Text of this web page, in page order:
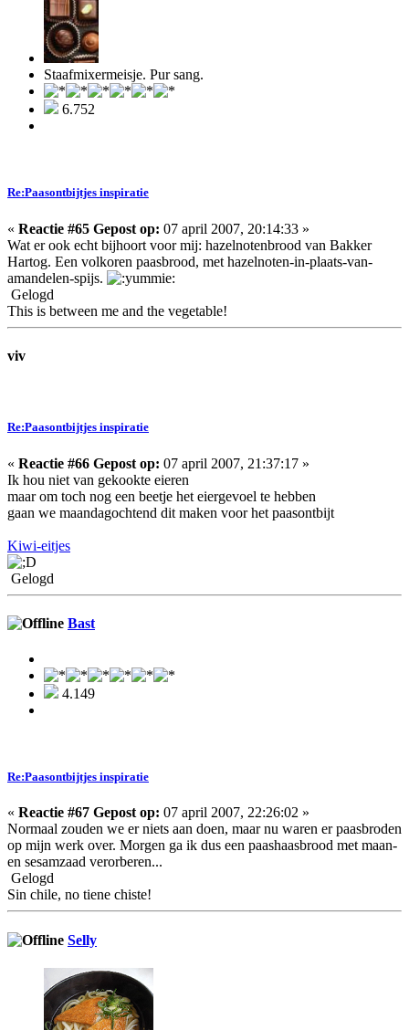
Staafmixermeisje. Pur sang.
6.752
Re:Paasontbijtjes inspiratie
« Reactie #65 Gepost op: 07 april 2007, 20:14:33 »
Wat er ook echt bijhoort voor mij: hazelnotenbrood van Bakker
Hartog. Een volkoren paasbrood, met hazelnoten-in-plaats-van-
amandelen-spijs.
Gelogd
This is between me and the vegetable!
viv
Re:Paasontbijtjes inspiratie
« Reactie #66 Gepost op: 07 april 2007, 21:37:17 »
Ik hou niet van gekookte eieren
maar om toch nog een beetje het eiergevoel te hebben
gaan we maandagochtend dit maken voor het paasontbijt
Kiwi-eitjes
Gelogd
Bast
4.149
Re:Paasontbijtjes inspiratie
« Reactie #67 Gepost op: 07 april 2007, 22:26:02 »
Normaal zouden we er niets aan doen, maar nu waren er paasbroden
op mijn werk over. Morgen ga ik dus een paashaasbrood met maan-
en sesamzaad verorberen...
Gelogd
Sin chile, no tiene chiste!
Selly